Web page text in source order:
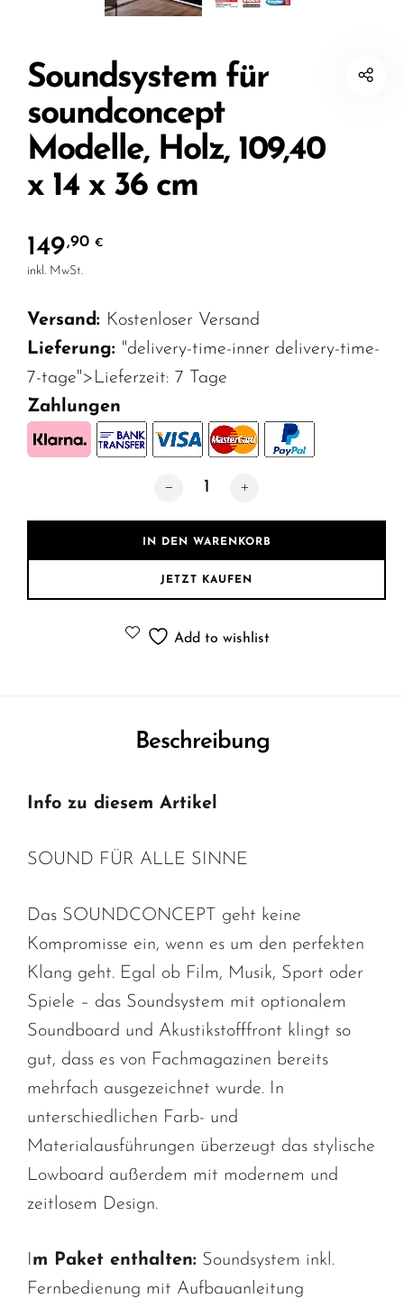
Soundsystem für
soundconcept
Modelle, Holz, 109,40
x 14 x 36 cm
149,90 €
inkl. MwSt.
Versand: Kostenloser Versand
Lieferung: "delivery-time-inner delivery-time-
7-tage">Lieferzeit: 7 Tage
Zahlungen
Soundsystem für soundconcept
IN DEN WARENKORB
JETZT KAUFEN
Add to wishlist
Beschreibung
Info zu diesem Artikel
SOUND FÜR ALLE SINNE
Das SOUNDCONCEPT geht keine
Kompromisse ein, wenn es um den perfekten
Klang geht. Egal ob Film, Musik, Sport oder
Spiele – das Soundsystem mit optionalem
Soundboard und Akustikstofffront klingt so
gut, dass es von Fachmagazinen bereits
mehrfach ausgezeichnet wurde. In
unterschiedlichen Farb- und
Materialausführungen überzeugt das stylische
Lowboard außerdem mit modernem und
zeitlosem Design.
Im Paket enthalten: Soundsystem inkl.
Fernbedienung mit Aufbauanleitung